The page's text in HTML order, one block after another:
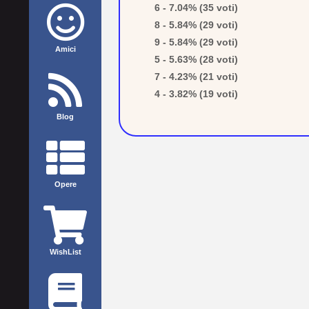
Amici
Blog
Opere
WishList
6 - 7.04% (35 voti)
8 - 5.84% (29 voti)
9 - 5.84% (29 voti)
5 - 5.63% (28 voti)
7 - 4.23% (21 voti)
4 - 3.82% (19 voti)